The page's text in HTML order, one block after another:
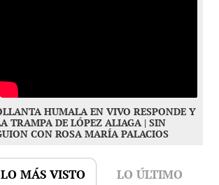
HUMALA EN VIVO RESPONDE Y
TRAMPA DE LÓPEZ ALIAGA | SIN
CON ROSA MARÍA PALACIOS
LO MÁS VISTO LO ÚLTIMO